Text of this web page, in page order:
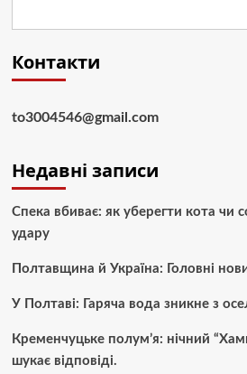
Контакти
to3004546@gmail.com
Недавні записи
Спека вбиває: як уберегти кота чи
удару
Полтавщина й Україна: Головні
У Полтаві: Гаряча вода зникне з
Кременчуцьке полум’я: нічний
шукає відповіді.